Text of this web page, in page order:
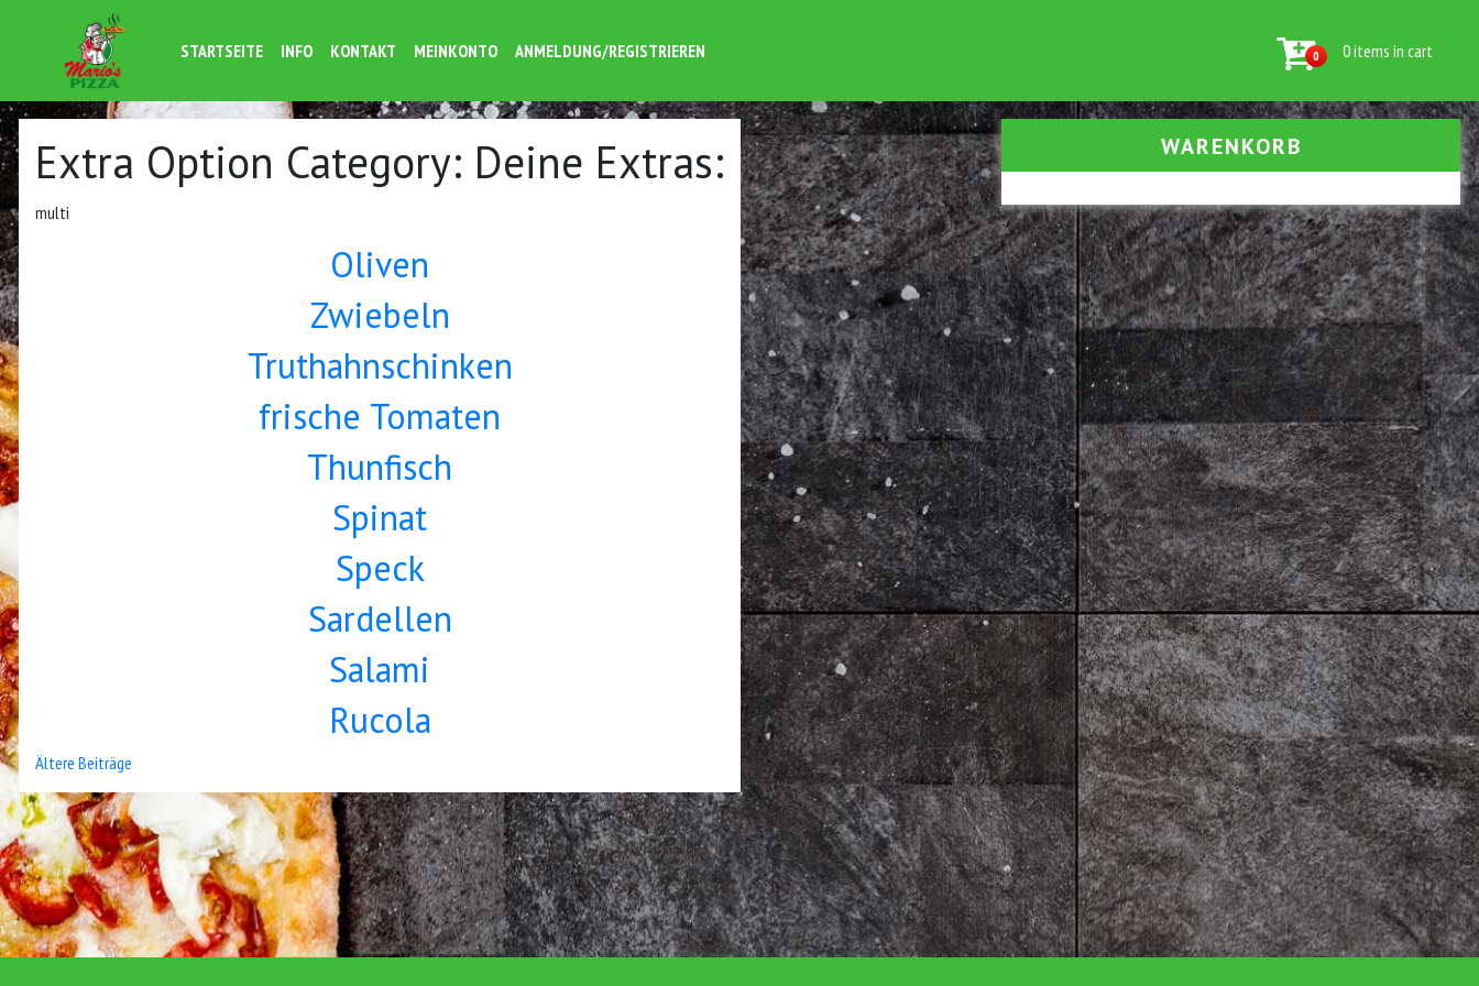
STARTSEITE INFO KONTAKT MEINKONTO ANMELDUNG/REGISTRIEREN 0 0 items in cart
Extra Option Category: Deine Extras:
multi
Oliven
Zwiebeln
Truthahnschinken
frische Tomaten
Thunfisch
Spinat
Speck
Sardellen
Salami
Rucola
Beitragsnavigation
Ältere Beiträge
WARENKORB